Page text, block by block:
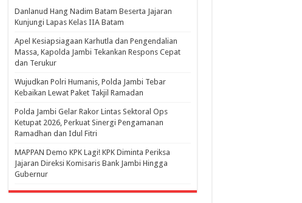
Danlanud Hang Nadim Batam Beserta Jajaran
Kunjungi Lapas Kelas IIA Batam
Apel Kesiapsiagaan Karhutla dan Pengendalian
Massa, Kapolda Jambi Tekankan Respons Cepat
dan Terukur
Wujudkan Polri Humanis, Polda Jambi Tebar
Kebaikan Lewat Paket Takjil Ramadan
Polda Jambi Gelar Rakor Lintas Sektoral Ops
Ketupat 2026, Perkuat Sinergi Pengamanan
Ramadhan dan Idul Fitri
‎MAPPAN Demo KPK Lagi! KPK Diminta Periksa
Jajaran Direksi Komisaris Bank Jambi Hingga
Gubernur ‎